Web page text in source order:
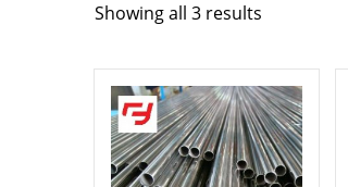
Showing all 3 results